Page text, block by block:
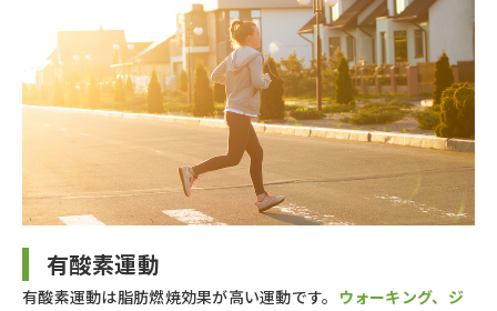
有酸素運動
有酸素運動は脂肪燃焼効果が高い運動です。 ウォーキング、ジ